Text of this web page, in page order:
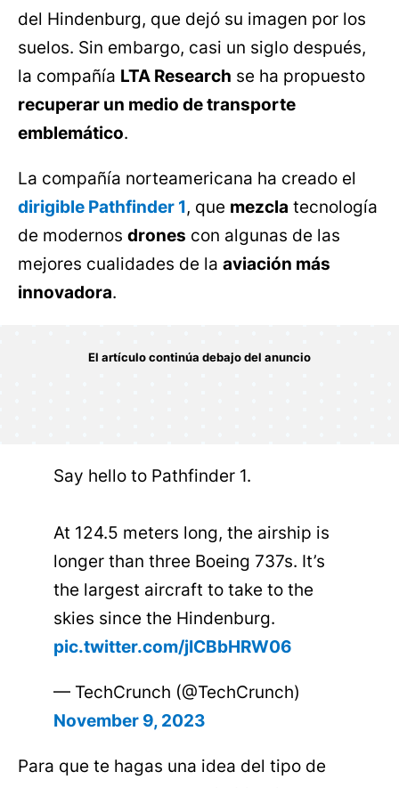
del Hindenburg, que dejó su imagen por los
suelos. Sin embargo, casi un siglo después,
la compañía LTA Research se ha propuesto
recuperar un medio de transporte
emblemático.
La compañía norteamericana ha creado el
dirigible Pathfinder 1, que mezcla tecnología
de modernos drones con algunas de las
mejores cualidades de la aviación más
innovadora.
Say hello to Pathfinder 1.
At 124.5 meters long, the airship is
longer than three Boeing 737s. It’s
the largest aircraft to take to the
skies since the Hindenburg.
pic.twitter.com/jICBbHRW06
— TechCrunch (@TechCrunch)
November 9, 2023
Para que te hagas una idea del tipo de